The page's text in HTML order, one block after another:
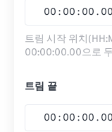
00 : 00 : 00 . 00
트림 시작 위치
00:00:00.00으로
트림 끝
00 : 00 : 00 . 00